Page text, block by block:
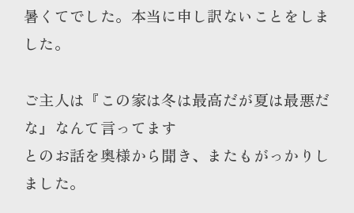
暑くてでした。本当に申し訳ないことをしま
した。
ご主人は『この家は冬は最高だが夏は最悪だ
な』なんて言ってます
とのお話を奥様から聞き、またもがっかりし
ました。